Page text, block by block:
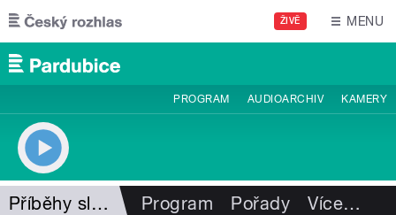
Přejít k hlavnímu obsahu
ŽIVĚ MENU
PROGRAM AUDIOARCHIV KAMERY
Příběhy slavných značek Program Pořady Více…